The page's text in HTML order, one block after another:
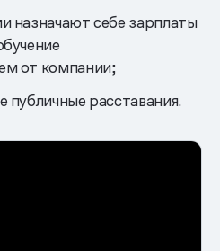
назначают себе зарплаты
от компании;
публичные расставания.